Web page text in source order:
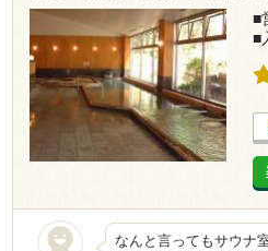
■
■
なんと言ってもサウナ